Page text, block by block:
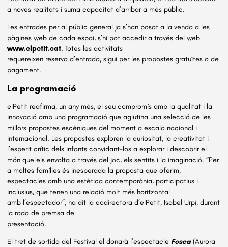
a noves realitats i suma capacitat d’arribar a més públic.
Les entrades per al públic general ja s’han posat a la venda a les
pàgines web de cada espai, s’hi pot accedir a través del web
www.elpetit.cat. Totes les activitats
requereixen reserva d’entrada, sigui per les propostes gratuïtes o de
pagament.
La programació
elPetit reafirma, un any més, el seu compromís amb la qualitat i la
innovació amb una programació que aglutina una selecció de les
millors propostes escèniques del moment a escala nacional i
internacional. Les propostes exploren la curiositat, la creativitat i
l’esperit crític dels infants convidant-los a explorar i descobrir el
món que els envolta a través del joc, els sentits i la imaginació. “Per
a moltes famílies és inesperada la proposta que oferim,
espectacles amb una estètica contemporània, participatius i
inclusius, que tenen una relació molt més horitzontal
amb l’espectador”, ha dit la codirectora d’elPetit, Isabel Urpí, durant
la roda de premsa de
presentació.
El tret de sortida del Festival el donarà l’espectacle Fosca(Aurora